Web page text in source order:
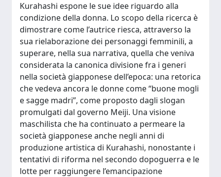
Kurahashi espone le sue idee riguardo alla
condizione della donna. Lo scopo della ricerca è
dimostrare come l’autrice riesca, attraverso la
sua rielaborazione dei personaggi femminili, a
superare, nella sua narrativa, quella che veniva
considerata la canonica divisione fra i generi
nella società giapponese dell’epoca: una retorica
che vedeva ancora le donne come “buone mogli
e sagge madri”, come proposto dagli slogan
promulgati dal governo Meiji. Una visione
maschilista che ha continuato a permeare la
società giapponese anche negli anni di
produzione artistica di Kurahashi, nonostante i
tentativi di riforma nel secondo dopoguerra e le
lotte per raggiungere l’emancipazione